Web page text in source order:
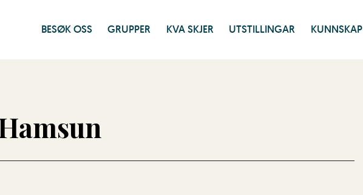
BESØK OSS GRUPPER KVA SKJER UTSTILLINGAR KUNNSKAP